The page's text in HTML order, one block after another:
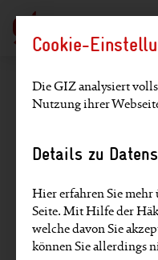
Datenschutz
Angaben zur
erhobener
Cookie-
Die GIZ analysiert
Nutzung ihrer
Details zu
Hier erfahren Sie mehr
Seite. Mit Hilfe der
welche davon Sie
können Sie allerdings